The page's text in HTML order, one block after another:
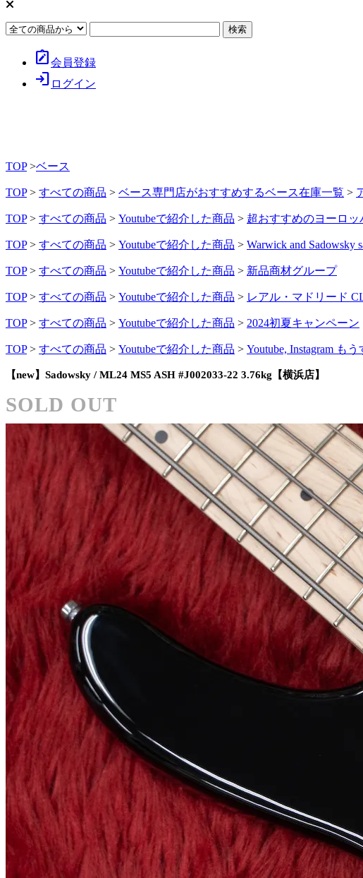
note_alt会員登録
login ログイン
TOP >ベース
TOP > すべての商品 > ベース専門店がおすすめするベース在庫一覧 >
TOP > すべての商品 > Youtubeで紹介した商品 > 超おすすめのヨーロ
TOP > すべての商品 > Youtubeで紹介した商品 > Warwick and Sadowsky
TOP > すべての商品 > Youtubeで紹介した商品 > 新品商材グループ
TOP > すべての商品 > Youtubeで紹介した商品 > レアル・マドリード
TOP > すべての商品 > Youtubeで紹介した商品 > 2024初夏キャンペーン
TOP > すべての商品 > Youtubeで紹介した商品 > Youtube, Instagram も
【new】Sadowsky / ML24 MS5 ASH #J002033-22 3.76kg【横浜店】
SOLD OUT